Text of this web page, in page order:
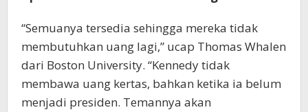
“Semuanya tersedia sehingga mereka tidak
membutuhkan uang lagi,” ucap Thomas Whalen
dari Boston University. “Kennedy tidak
membawa uang kertas, bahkan ketika ia belum
menjadi presiden. Temannya akan